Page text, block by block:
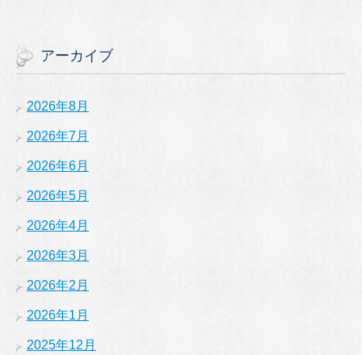
アーカイブ
2026年8月
2026年7月
2026年6月
2026年5月
2026年4月
2026年3月
2026年2月
2026年1月
2025年12月